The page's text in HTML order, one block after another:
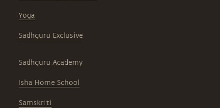
Yoga
Sadhguru Exclusive
Sadhguru Academy
Isha Home School
Samskriti